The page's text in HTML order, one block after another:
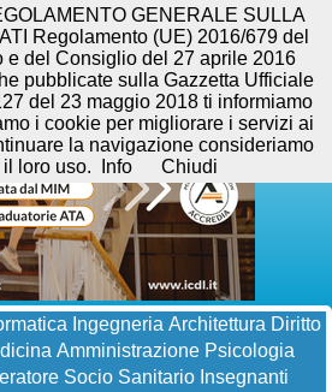
Ingegneria Architettura Diritto
Amministrazione Psicologia
Socio Sanitario Insegnanti
GENERALE SULLA
Regolamento (UE) 2016/679 del
e del Consiglio del 27 aprile 2016
pubblicate sulla Gazzetta Ufficiale
del 23 maggio 2018 ti informiamo
i cookie per migliorare i servizi ai
la navigazione consideriamo
loro uso.
Info Chiudi